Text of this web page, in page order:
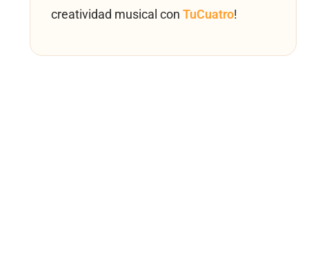
creatividad musical con TuCuatro!